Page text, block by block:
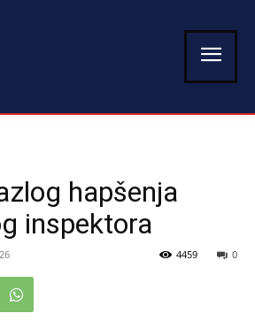
hapšenja
inspektora
0
4459